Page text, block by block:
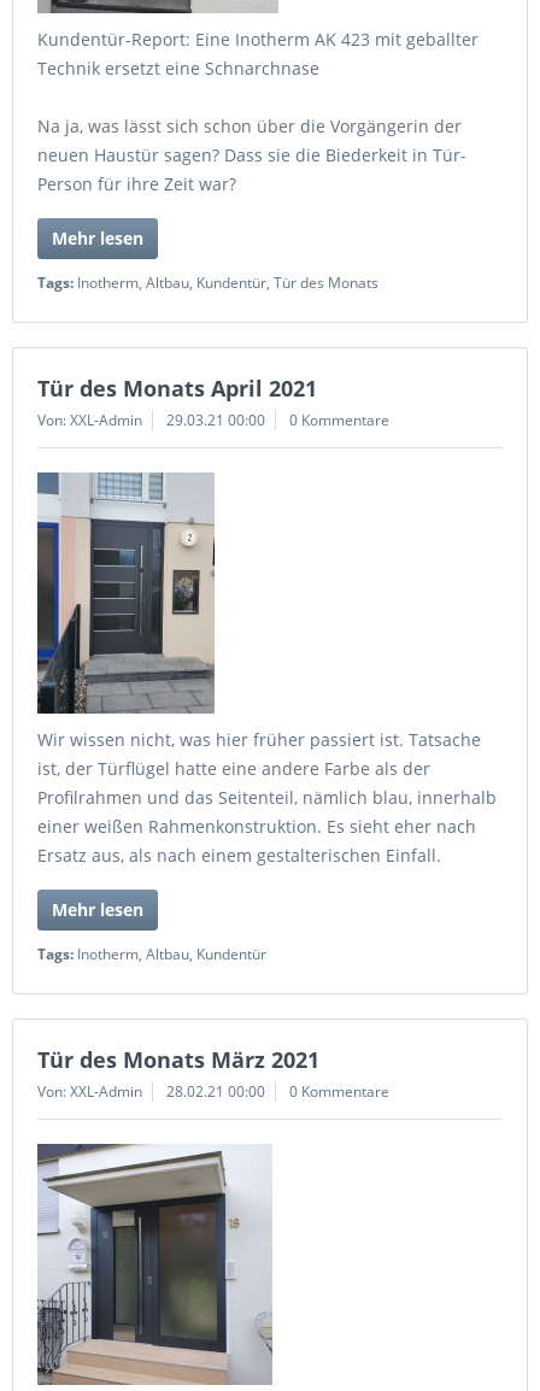
Kundentür-Report: Eine Inotherm AK 423 mit geballter
Technik ersetzt eine Schnarchnase
Na ja, was lässt sich schon über die Vorgängerin der
neuen Haustür sagen? Dass sie die Biederkeit in Tür-
Person für ihre Zeit war?
Mehr lesen
Tags: Inotherm, Altbau, Kundentür, Tür des Monats
Tür des Monats April 2021
Von: XXL-Admin 29.03.21 00:00 0 Kommentare
Wir wissen nicht, was hier früher passiert ist. Tatsache
ist, der Türflügel hatte eine andere Farbe als der
Profilrahmen und das Seitenteil, nämlich blau, innerhalb
einer weißen Rahmenkonstruktion. Es sieht eher nach
Ersatz aus, als nach einem gestalterischen Einfall.
Mehr lesen
Tags: Inotherm, Altbau, Kundentür
Tür des Monats März 2021
Von: XXL-Admin 28.02.21 00:00 0 Kommentare